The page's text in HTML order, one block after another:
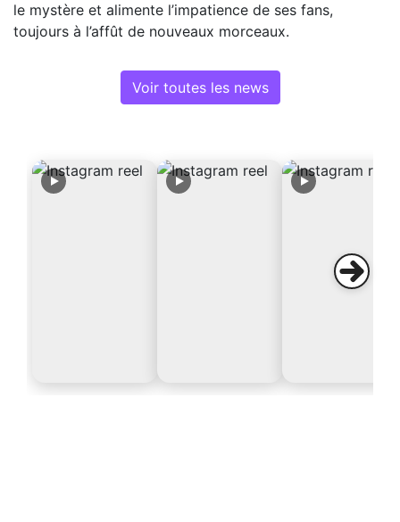
le mystère et alimente l’impatience de ses fans,
toujours à l’affût de nouveaux morceaux.
Voir toutes les news